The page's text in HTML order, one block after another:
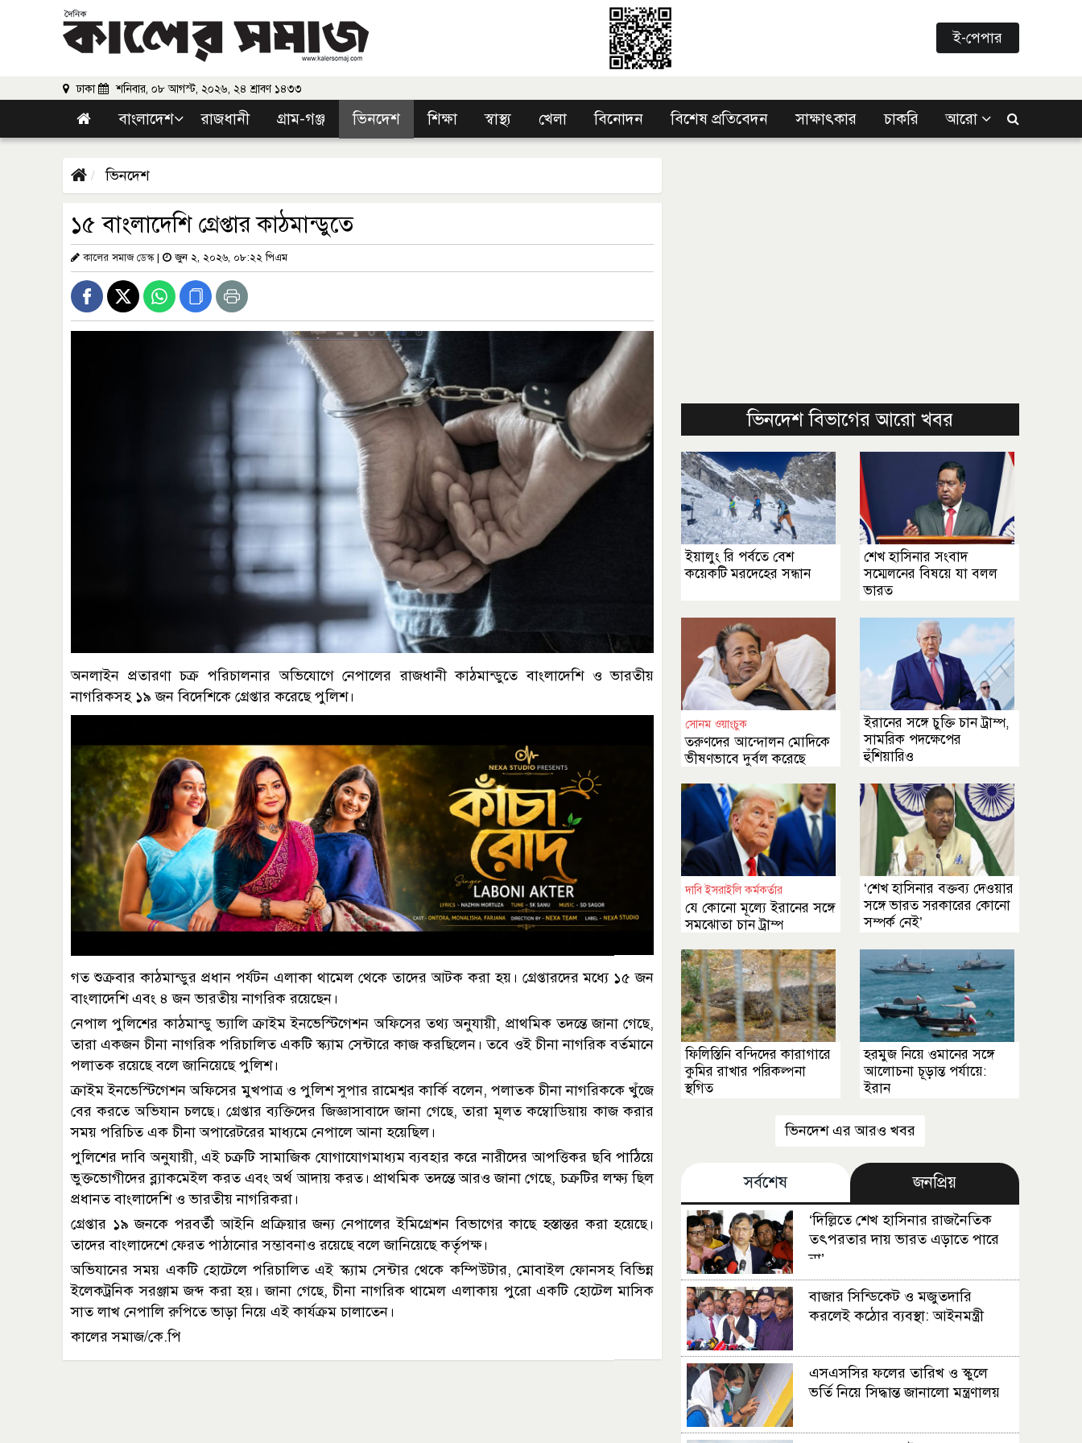
ই-পেপার
ঢাকা শনিবার, ০৮ আগস্ট, ২০২৬, ২৪ শ্রাবণ ১৪৩৩
বাংলাদেশ রাজধানী গ্রাম-গঞ্জ ভিনদেশ শিক্ষা স্বাস্থ্য খেলা বিনোদন বিশেষ প্রতিবেদন সাক্ষাৎকার চাকরি আরো
ভিনদেশ
১৫ বাংলাদেশি গ্রেপ্তার কাঠমান্ডুতে
কালের সমাজ ডেস্ক| জুন ২, ২০২৬, ০৮:২২ পিএম
অনলাইন প্রতারণা চক্র পরিচালনার অভিযোগে নেপালের রাজধানী কাঠমান্ডুতে বাংলাদেশি ও ভারতীয়
নাগরিকসহ ১৯ জন বিদেশিকে গ্রেপ্তার করেছে পুলিশ।
গত শুক্রবার কাঠমান্ডুর প্রধান পর্যটন এলাকা থামেল থেকে তাদের আটক করা হয়। গ্রেপ্তারদের মধ্যে ১৫ জন
বাংলাদেশি এবং ৪ জন ভারতীয় নাগরিক রয়েছেন।
নেপাল পুলিশের কাঠমান্ডু ভ্যালি ক্রাইম ইনভেস্টিগেশন অফিসের তথ্য অনুযায়ী, প্রাথমিক তদন্তে জানা গেছে,
তারা একজন চীনা নাগরিক পরিচালিত একটি স্ক্যাম সেন্টারে কাজ করছিলেন। তবে ওই চীনা নাগরিক বর্তমানে
পলাতক রয়েছে বলে জানিয়েছে পুলিশ।
ক্রাইম ইনভেস্টিগেশন অফিসের মুখপাত্র ও পুলিশ সুপার রামেশ্বর কার্কি বলেন, পলাতক চীনা নাগরিককে খুঁজে
বের করতে অভিযান চলছে। গ্রেপ্তার ব্যক্তিদের জিজ্ঞাসাবাদে জানা গেছে, তারা মূলত কম্বোডিয়ায় কাজ করার
সময় পরিচিত এক চীনা অপারেটরের মাধ্যমে নেপালে আনা হয়েছিল।
পুলিশের দাবি অনুযায়ী, এই চক্রটি সামাজিক যোগাযোগমাধ্যম ব্যবহার করে নারীদের আপত্তিকর ছবি পাঠিয়ে
ভুক্তভোগীদের ব্ল্যাকমেইল করত এবং অর্থ আদায় করত। প্রাথমিক তদন্তে আরও জানা গেছে, চক্রটির লক্ষ্য ছিল
প্রধানত বাংলাদেশি ও ভারতীয় নাগরিকরা।
গ্রেপ্তার ১৯ জনকে পরবর্তী আইনি প্রক্রিয়ার জন্য নেপালের ইমিগ্রেশন বিভাগের কাছে হস্তান্তর করা হয়েছে।
তাদের বাংলাদেশে ফেরত পাঠানোর সম্ভাবনাও রয়েছে বলে জানিয়েছে কর্তৃপক্ষ।
অভিযানের সময় একটি হোটেলে পরিচালিত এই স্ক্যাম সেন্টার থেকে কম্পিউটার, মোবাইল ফোনসহ বিভিন্ন
ইলেকট্রনিক সরঞ্জাম জব্দ করা হয়। জানা গেছে, চীনা নাগরিক থামেল এলাকায় পুরো একটি হোটেল মাসিক
সাত লাখ নেপালি রুপিতে ভাড়া নিয়ে এই কার্যক্রম চালাতেন।
কালের সমাজ/কে.পি
ভিনদেশ বিভাগের আরো খবর
ইয়ালুং রি পর্বতে বেশ
কয়েকটি মরদেহের সন্ধান
শেখ হাসিনার সংবাদ
সম্মেলনের বিষয়ে যা বলল
ভারত
সোনম ওয়াংচুক
তরুণদের আন্দোলন মোদিকে
ভীষণভাবে দুর্বল করেছে
ইরানের সঙ্গে চুক্তি চান ট্রাম্প,
সামরিক পদক্ষেপের
হুঁশিয়ারিও
দাবি ইসরাইলি কর্মকর্তার
যে কোনো মূল্যে ইরানের সঙ্গে
সমঝোতা চান ট্রাম্প
‘শেখ হাসিনার বক্তব্য দেওয়ার
সঙ্গে ভারত সরকারের কোনো
সম্পর্ক নেই’
ফিলিস্তিনি বন্দিদের কারাগারে
কুমির রাখার পরিকল্পনা
স্থগিত
হরমুজ নিয়ে ওমানের সঙ্গে
আলোচনা চূড়ান্ত পর্যায়ে:
ইরান
ভিনদেশ এর আরও খবর
সর্বশেষ জনপ্রিয়
‘দিল্লিতে শেখ হাসিনার রাজনৈতিক
তৎপরতার দায় ভারত এড়াতে পারে
না’
বাজার সিন্ডিকেট ও মজুতদারি
করলেই কঠোর ব্যবস্থা: আইনমন্ত্রী
এসএসসির ফলের তারিখ ও স্কুলে
ভর্তি নিয়ে সিদ্ধান্ত জানালো মন্ত্রণালয়